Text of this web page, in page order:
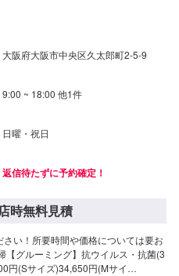
大阪府大阪市中央区久太郎町2-5-9
9:00 ~ 18:00 他1件
日曜・祝日
返信待たずに予約確定！
時無料見積
い！所要時間や価格については要お
【グルーミング】抗ウイルス・抗菌(3
円(Sサイズ)34,650円(Mサイ